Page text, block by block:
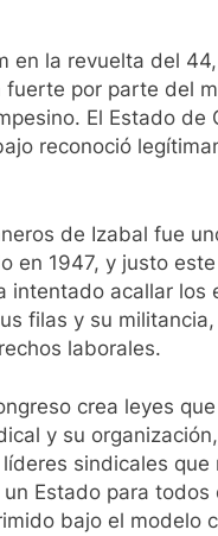
en la revuelta del
por parte del
El Estado
reconoció
de Izabal fue
en 1947, y justo
intentado acallar
filas y su
laborales.
crea leyes
y su
sindicales
Estado para
bajo el modelo